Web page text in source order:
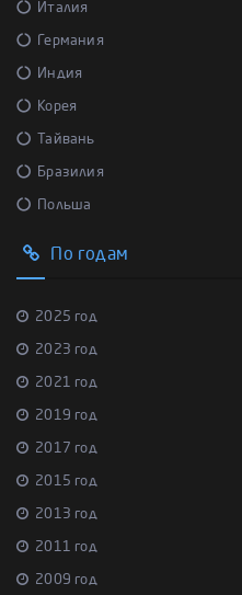
Италия
Германия
Индия
Корея
Тайвань
Бразилия
Польша
По годам
2025 год
2023 год
2021 год
2019 год
2017 год
2015 год
2013 год
2011 год
2009 год